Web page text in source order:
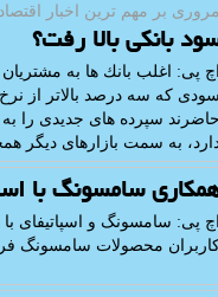
مروری بر مهم ترین اخبار
بانكی بالا رفت؟
حاضرند سپرده های جدیدی را به
به سمت بازارهای دیگر
سامسونگ با
اچ پی: سامسونگ و اسپاتیفای
محصولات سامسونگ